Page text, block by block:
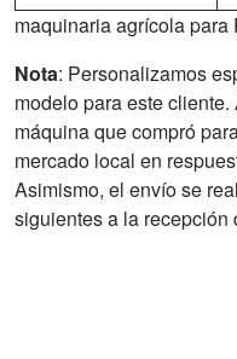
maquinaria agrícola para
Nota: Personalizamos
modelo para este
máquina que compró
mercado local en
Asimismo, el envío se
siguientes a la recepción